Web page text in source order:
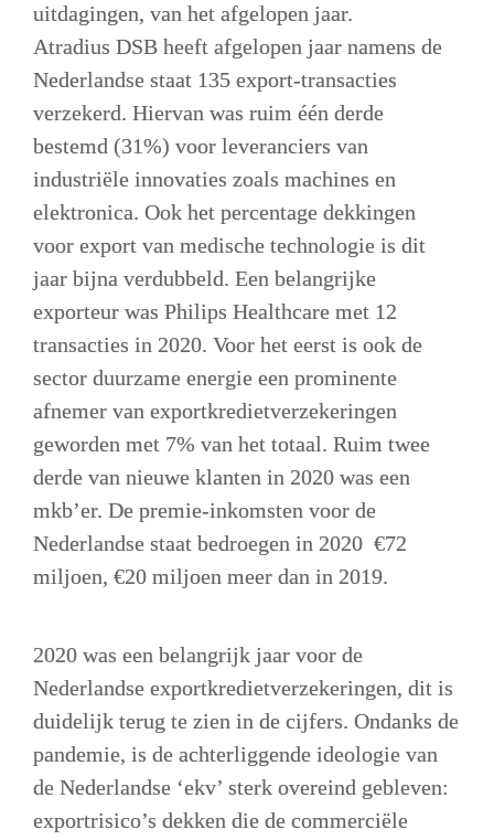
uitdagingen, van het afgelopen jaar.
Atradius DSB heeft afgelopen jaar namens de
Nederlandse staat 135 export-transacties
verzekerd. Hiervan was ruim één derde
bestemd (31%) voor leveranciers van
industriële innovaties zoals machines en
elektronica. Ook het percentage dekkingen
voor export van medische technologie is dit
jaar bijna verdubbeld. Een belangrijke
exporteur was Philips Healthcare met 12
transacties in 2020. Voor het eerst is ook de
sector duurzame energie een prominente
afnemer van exportkredietverzekeringen
geworden met 7% van het totaal. Ruim twee
derde van nieuwe klanten in 2020 was een
mkb’er. De premie-inkomsten voor de
Nederlandse staat bedroegen in 2020  €72
miljoen, €20 miljoen meer dan in 2019.
2020 was een belangrijk jaar voor de
Nederlandse exportkredietverzekeringen, dit is
duidelijk terug te zien in de cijfers. Ondanks de
pandemie, is de achterliggende ideologie van
de Nederlandse ‘ekv’ sterk overeind gebleven:
exportrisico’s dekken die de commerciële